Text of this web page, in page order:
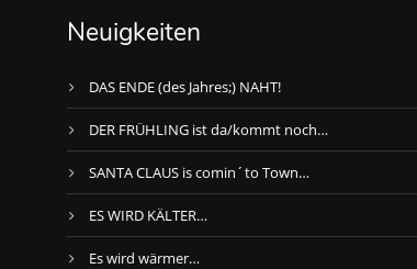
Neuigkeiten
DAS ENDE (des Jahres;) NAHT!
DER FRÜHLING ist da/kommt noch…
SANTA CLAUS is comin´to Town…
ES WIRD KÄLTER…
Es wird wärmer…